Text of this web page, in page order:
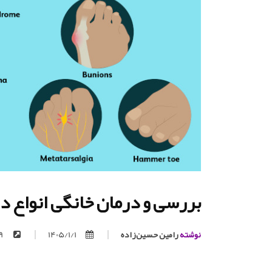
بررسی و درمان خانگی انواع
نوشتهرامین حسین‌زاده 1405/1/1